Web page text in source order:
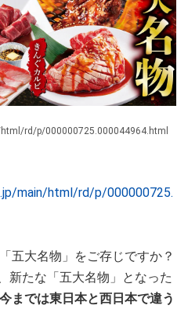
rd/p/000000725.000044964.html
main/html/rd/p/000000725.
五大名物」をご存じですか？
新たな「五大名物」となった
今までは東日本と西日本で違う